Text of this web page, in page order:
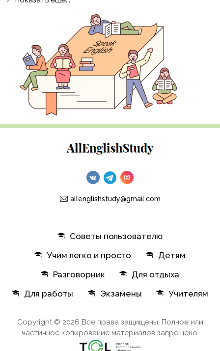
Советы пользователю
Учим легко и просто
Детям
Разговорник
Для отдыха
Для работы
Экзамены Учителям
allenglishstudy@gmail.com
Copyright © 2026 Все права защищены. Полное или
частичное копирование материалов запрещено.